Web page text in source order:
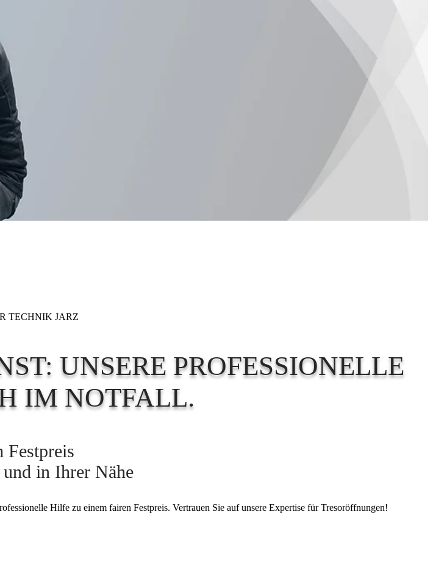
TECHNIK JARZ
UNSERE PROFESSIONELLE
IM NOTFALL.
Festpreis
in Ihrer Nähe
Hilfe zu einem fairen Festpreis. Vertrauen Sie auf unsere Expertise für Tresoröffnungen!